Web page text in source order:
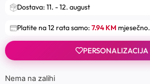
Dostava: 11. - 12. august
Platite na 12 rata samo: 7.94 KM mjesečno.
PERSONALIZACIJA
Nema na zalihi